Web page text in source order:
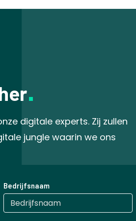
digitale experts. Zij zullen
jungle waarin we ons
Bedrijfsnaam